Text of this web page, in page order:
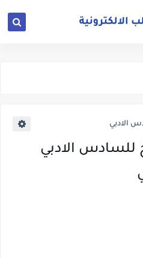
الادبي
للسادس الادبي